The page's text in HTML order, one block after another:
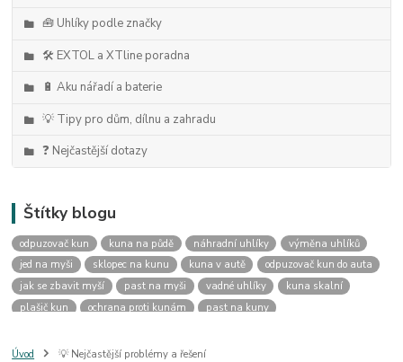
🧰 Uhlíky podle značky
🛠️ EXTOL a XTline poradna
🔋 Aku nářadí a baterie
💡 Tipy pro dům, dílnu a zahradu
❓ Nejčastější dotazy
Štítky blogu
odpuzovač kun kuna na půdě náhradní uhlíky
výměna uhlíků
jed na myši
sklopec na kunu kuna v autě
odpuzovač kun do auta
jak se zbavit myší
past na myši vadné uhlíky
kuna skalní
plašič kun
ochrana proti kunám
past na kuny
past na kunu
myši v domě odpuzovač myší
Úvod 💡 Nejčastější problémy a řešení